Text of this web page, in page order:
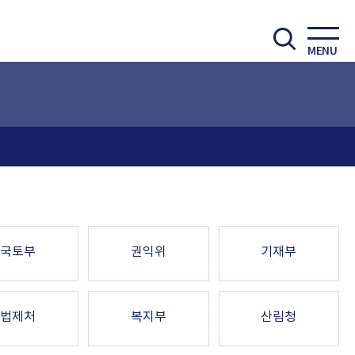
MENU
국토부 권익위 기재부
법제처 복지부 산림청